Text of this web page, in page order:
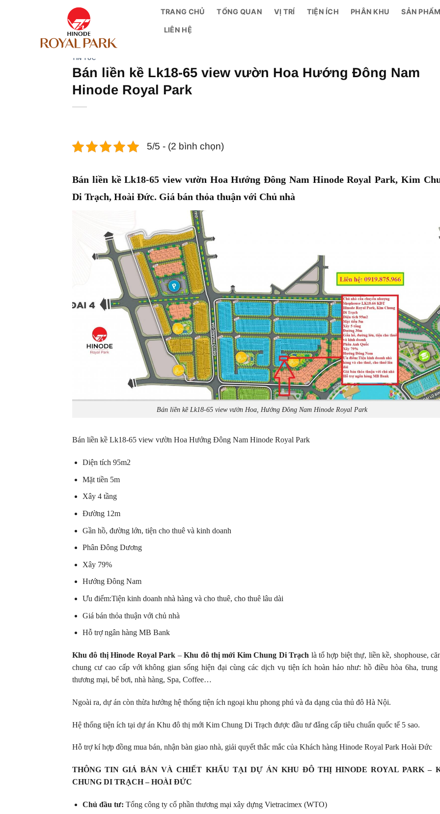
TRANG CHỦ TỔNG QUAN VỊ TRÍ TIỆN ÍCH PHÂN KHU SẢN
LIÊN HỆ
TIN TỨC
Bán liền kề Lk18-65 view vườn Hoa Hướng Đông Nam
Hinode Royal Park
5/5 - (2 bình chọn)
Bán liền kề Lk18-65 view vườn Hoa Hướng Đông Nam Hinode Royal Park, Kim
Di Trạch, Hoài Đức. Giá bán thỏa thuận với Chủ nhà
Bán liền kề Lk18-65 view vườn Hoa, Hướng Đông Nam Hinode Royal Park
Bán liền kề Lk18-65 view vườn Hoa Hướng Đông Nam Hinode Royal Park
Diện tích 95m2
Mặt tiền 5m
Xây 4 tầng
Đường 12m
Gần hồ, đường lớn, tiện cho thuê và kinh doanh
Phân Đông Dương
Xây 79%
Hướng Đông Nam
Ưu điểm:Tiện kinh doanh nhà hàng và cho thuê, cho thuê lâu dài
Giá bán thỏa thuận với chủ nhà
Hỗ trợ ngân hàng MB Bank
Khu đô thị Hinode Royal Park –Khu đô thị mới Kim Chung Di Trạch là tổ hợp biệt thự, liền kề, shophouse,
chung cư cao cấp với không gian sống hiện đại cùng các dịch vụ tiện ích hoàn hảo như: hồ điều hòa 6ha, trung
thương mại, bể bơi, nhà hàng, Spa, Coffee…
Ngoài ra, dự án còn thừa hưởng hệ thống tiện ích ngoại khu phong phú và đa dạng của thủ đô Hà Nội.
Hệ thống tiện ích tại dự án Khu đô thị mới Kim Chung Di Trạch được đầu tư đẳng cấp tiêu chuẩn quốc tế 5 sao.
Hỗ trợ kí hợp đồng mua bán, nhận bàn giao nhà, giải quyết thắc mắc của Khách hàng Hinode Royal Park Hoài Đức
THÔNG TIN GIÁ BÁN VÀ CHIẾT KHẤU TẠI DỰ ÁN KHU ĐÔ THỊ HINODE ROYAL PARK –
CHUNG DI TRẠCH – HOÀI ĐỨC
Chủ đầu tư: Tổng công ty cổ phần thương mại xây dựng Vietracimex (WTO)